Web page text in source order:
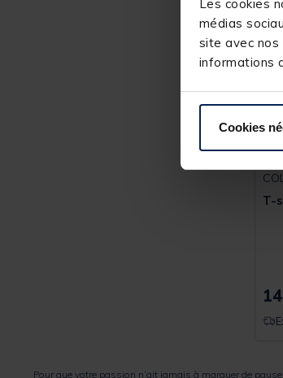
Les cookies
médias
site avec nos
informations
Cookies
T-
Pour que votre passion n’ait jamais à marquer de